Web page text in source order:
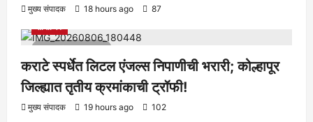
मुख्य संपादक 18 hours ago 87
1 minute read
आरोग्य क्रीडा ताज्या बातम्या निपाणी परिसर
कराटे स्पर्धेत लिटल एंजल्स निपाणीची भरारी; कोल्हापूर
जिल्ह्यात तृतीय क्रमांकाची ट्रॉफी!
मुख्य संपादक 19 hours ago 102
आरोग्य क्रीडा ताज्या बातम्या निपाणी परिसर